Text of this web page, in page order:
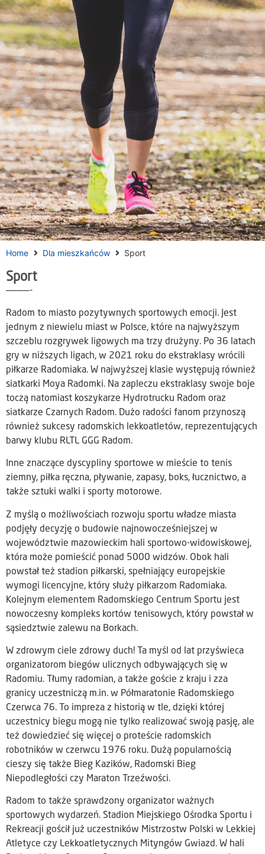
Home Dla mieszkańców Sport
Sport
————-
Radom to miasto pozytywnych sportowych emocji. Jest
jednym z niewielu miast w Polsce, które na najwyższym
szczeblu rozgrywek ligowych ma trzy drużyny. Po 36 latach
gry w niższych ligach, w 2021 roku do ekstraklasy wrócili
piłkarze Radomiaka. W najwyższej klasie występują również
siatkarki Moya Radomki. Na zapleczu ekstraklasy swoje boje
toczą natomiast koszykarze Hydrotrucku Radom oraz
siatkarze Czarnych Radom. Dużo radości fanom przynoszą
również sukcesy radomskich lekkoatletów, reprezentujących
barwy klubu RLTL GGG Radom.
Inne znaczące dyscypliny sportowe w mieście to tenis
ziemny, piłka ręczna, pływanie, zapasy, boks, łucznictwo, a
także sztuki walki i sporty motorowe.
Z myślą o możliwościach rozwoju sportu władze miasta
podjęły decyzję o budowie najnowocześniejszej w
województwie mazowieckim hali sportowo-widowiskowej,
która może pomieścić ponad 5000 widzów. Obok hali
powstał też stadion piłkarski, spełniający europejskie
wymogi licencyjne, który służy piłkarzom Radomiaka.
Kolejnym elementem Radomskiego Centrum Sportu jest
nowoczesny kompleks kortów tenisowych, który powstał w
sąsiedztwie zalewu na Borkach.
W zdrowym ciele zdrowy duch! Ta myśl od lat przyświeca
organizatorom biegów ulicznych odbywających się w
Radomiu. Tłumy radomian, a także goście z kraju i zza
granicy uczestniczą m.in. w Półmaratonie Radomskiego
Czerwca 76. To impreza z historią w tle, dzięki której
uczestnicy biegu mogą nie tylko realizować swoją pasję, ale
też dowiedzieć się więcej o proteście radomskich
robotników w czerwcu 1976 roku. Dużą popularnością
cieszy się także Bieg Kazików, Radomski Bieg
Niepodległości czy Maraton Trzeźwości.
Radom to także sprawdzony organizator ważnych
sportowych wydarzeń. Stadion Miejskiego Ośrodka Sportu i
Rekreacji gościł już uczestników Mistrzostw Polski w Lekkiej
Atletyce czy Lekkoatletycznych Mityngów Gwiazd. W hali